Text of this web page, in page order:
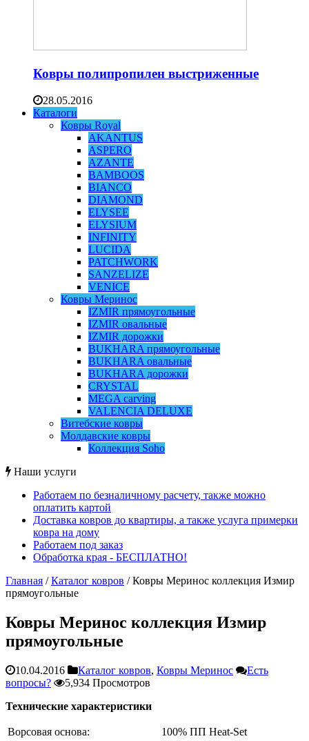
Ковры полипропилен выстриженные
28.05.2016
Каталоги
Ковры Royal
AKANTUS
ASPERO
AZANTE
BAMBOOS
BIANCO
DIAMOND
ELYSEE
ELYSIUM
INFINITY
LUCIDA
PATCHWORK
SANZELIZE
VENICE
Ковры Меринос
IZMIR прямоугольные
IZMIR овальные
IZMIR дорожки
BUKHARA прямоугольные
BUKHARA овальные
BUKHARA дорожки
CRYSTAL
MEGA carving
VALENCIA DELUXE
Витебские ковры
Молдавские ковры
Коллекция Soho
Наши услуги
Работаем по безналичному расчету, также можно
оплатить картой
Доставка ковров до квартиры, а также услуга примерки
ковра на дому
Работаем под заказ
Обработка края - БЕСПЛАТНО!
Главная / Каталог ковров / Ковры Меринос коллекция Измир
прямоугольные
Ковры Меринос коллекция Измир
прямоугольные
10.04.2016 Каталог ковров, Ковры Меринос
Есть
вопросы?
5,934 Просмотров
Технические характеристики
Ворсовая основа:
100% ПП Heat-Set